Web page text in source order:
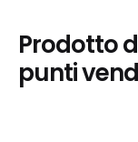
Prodotto
punti